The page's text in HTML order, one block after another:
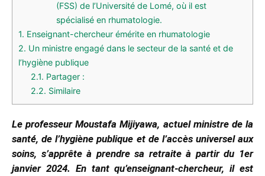
(FSS) de l’Université de Lomé, où il est
spécialisé en rhumatologie.
1. Enseignant-chercheur émérite en rhumatologie
2. Un ministre engagé dans le secteur de la santé et de
l’hygiène publique
2.1. Partager :
2.2. Similaire
Le professeur Moustafa Mijiyawa, actuel ministre de la
santé, de l’hygiène publique et de l’accès universel aux
soins, s’apprête à prendre sa retraite à partir du 1er
janvier 2024. En tant qu’enseignant-chercheur, il est